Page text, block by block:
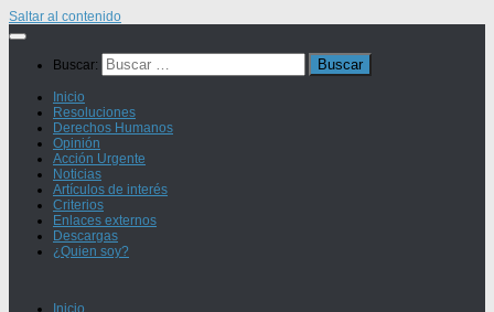
Saltar al contenido
Buscar:
Inicio
Resoluciones
Derechos Humanos
Opinión
Acción Urgente
Noticias
Artículos de interés
Criterios
Enlaces externos
Descargas
¿Quien soy?
Inicio